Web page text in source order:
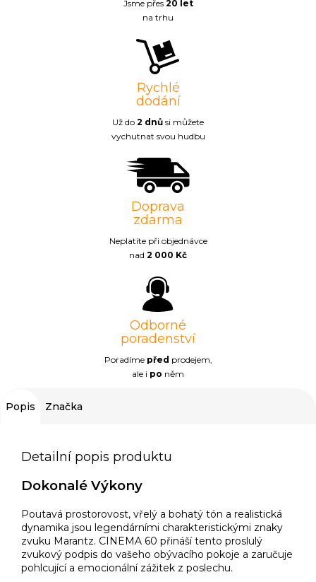
Jsme přes 20 let
na trhu
Rychlé
dodání
Už do 2 dnů si můžete
vychutnat svou hudbu
Doprava
zdarma
Neplatíte při objednávce
nad 2 000 Kč
Odborné
poradenství
Poradíme před prodejem,
ale i po něm
Popis Značka
Detailní popis produktu
Dokonalé Výkony
Poutavá prostorovost, vřelý a bohatý tón a realistická
dynamika jsou legendárními charakteristickými znaky
zvuku Marantz. CINEMA 60 přináší tento proslulý
zvukový podpis do vašeho obývacího pokoje a zaručuje
pohlcující a emocionální zážitek z poslechu.